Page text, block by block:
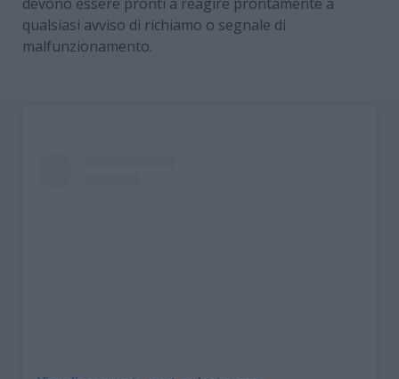
qualsiasi avviso di richiamo o segnale di
malfunzionamento.